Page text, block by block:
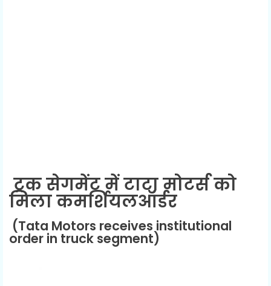
ट्रक सेगमेंट में टाटा मोटर्स को
मिलाकमर्शियलऑर्डर
(Tata Motors receives institutional
order in truck segment)